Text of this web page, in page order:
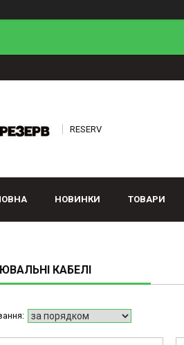
RESERV
НОВИНКИ ТОВАРИ
КАБЕЛІ